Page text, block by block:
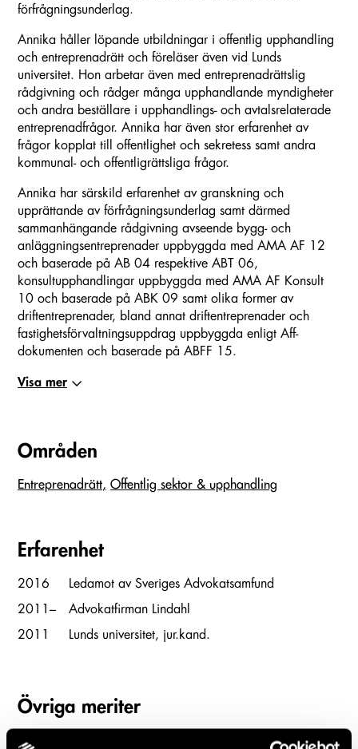
förfrågningsunderlag.
Annika håller löpande utbildningar i offentlig upphandling
och entreprenadrätt och föreläser även vid Lunds
universitet. Hon arbetar även med entreprenadrättslig
rådgivning och rådger många upphandlande myndigheter
och andra beställare i upphandlings- och avtalsrelaterade
entreprenadfrågor. Annika har även stor erfarenhet av
frågor kopplat till offentlighet och sekretess samt andra
kommunal- och offentligrättsliga frågor.
Annika har särskild erfarenhet av granskning och
upprättande av förfrågningsunderlag samt därmed
sammanhängande rådgivning avseende bygg- och
anläggningsentreprenader uppbyggda med AMA AF 12
och baserade på AB 04 respektive ABT 06,
konsultupphandlingar uppbyggda med AMA AF Konsult
10 och baserade på ABK 09 samt olika former av
driftentreprenader, bland annat driftentreprenader och
fastighetsförvaltningsuppdrag uppbyggda enligt Aff-
dokumenten och baserade på ABFF 15.
Visa mer
Områden
Entreprenadrätt Offentlig sektor & upphandling
Erfarenhet
2016
Ledamot av Sveriges Advokatsamfund
2011–
Advokatfirman Lindahl
2011
Lunds universitet, jur.kand.
Övriga meriter
Annika ansvarar för undervisningen i offentlig upphandling